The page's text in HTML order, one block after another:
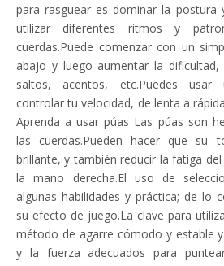
para rasguear es dominar la postura
utilizar diferentes ritmos y
cuerdas.Puede comenzar con un
abajo y luego aumentar la dificultad,
saltos, acentos, etc.Puedes
controlar tu velocidad, de lenta a
Aprenda a usar púas Las púas son
las cuerdas.Pueden hacer que su
brillante, y también reducir la fatiga
la mano derecha.El uso de
algunas habilidades y práctica; de lo
su efecto de juego.La clave para
método de agarre cómodo y estable
y la fuerza adecuados para